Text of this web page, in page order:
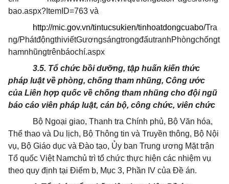
bao.aspx?ItemID=763 và
http://mic.gov.vn/tintucsukien/tinhoatdongcuabo/Tra
ng/PhátđộngthiviếtGươngsángtrongđấutranhPhòngchốngt
hamnhũngtrênbáochí.aspx
3.5. Tổ chức bồi dưỡng, tập huấn kiến thức
pháp luật về phòng, chống tham nhũng, Công ước
của Liên hợp quốc về chống tham nhũng cho đội ngũ
báo cáo viên pháp luật, cán bộ, công chức, viên chức
Bộ Ngoại giao, Thanh tra Chính phủ, Bộ Văn hóa,
Thể thao và Du lịch, Bộ Thông tin và Truyền thông, Bộ Nội
vụ, Bộ Giáo dục và Đào tạo, Ủy ban Trung ương Mặt trận
Tổ quốc Việt Namchủ trì tổ chức thực hiện các nhiệm vụ
theo quy định tại Điểm b, Mục 3, Phần IV của Đề án.